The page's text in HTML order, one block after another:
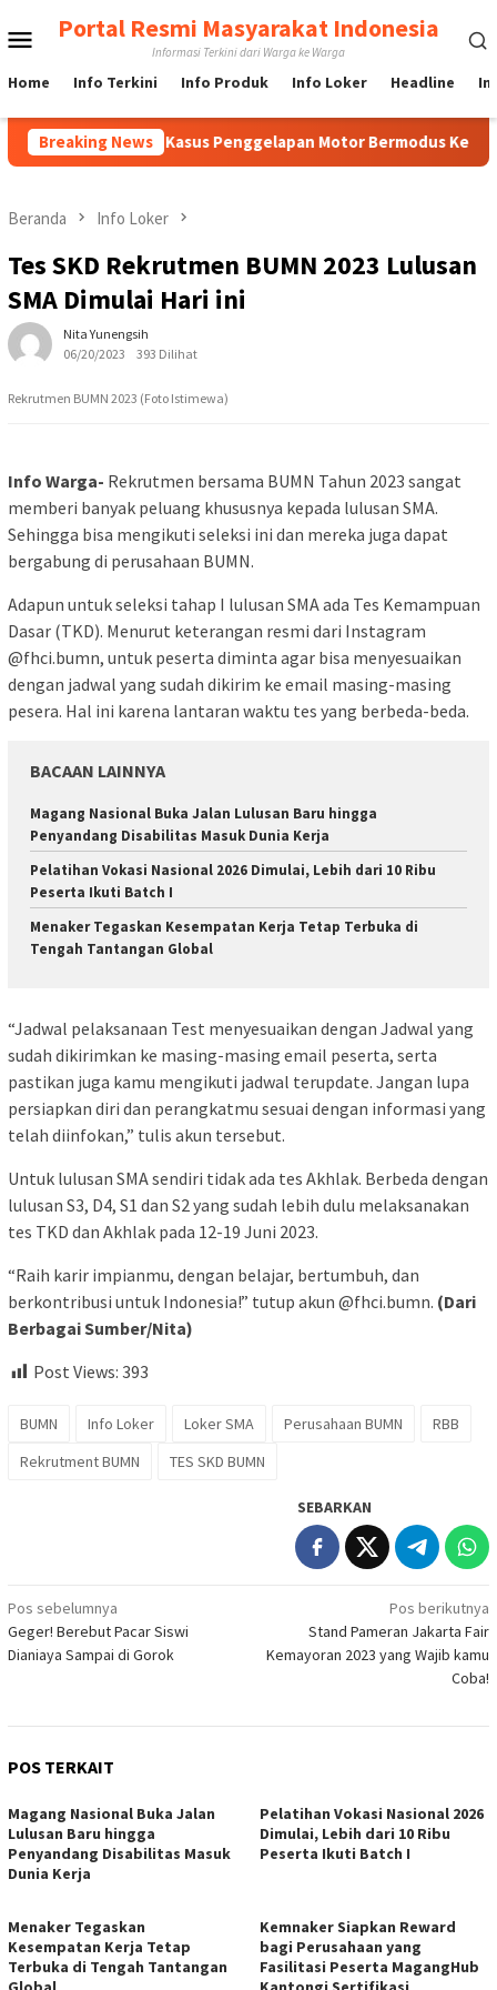
ke
Menu
Mobile
Portal Resmi Masyarakat Indonesia
Informasi Terkini dari Warga ke Warga
Home Info Terkini Info Produk Info Loker Headline
Breaking News
Ungkap Kasus Penggelapan Motor Bermodus Kenalan
Beranda Info Loker
Tes SKD Rekrutmen BUMN 2023 Lulusan
SMA Dimulai Hari ini
Nita Yunengsih
06/20/2023
393 Dilihat
Rekrutmen BUMN 2023 (Foto Istimewa)
Info Warga- Rekrutmen bersama BUMN Tahun 2023 sangat
memberi banyak peluang khususnya kepada lulusan SMA.
Sehingga bisa mengikuti seleksi ini dan mereka juga dapat
bergabung di perusahaan BUMN.
Adapun untuk seleksi tahap I lulusan SMA ada Tes Kemampuan
Dasar (TKD). Menurut keterangan resmi dari Instagram
@fhci.bumn, untuk peserta diminta agar bisa menyesuaikan
dengan jadwal yang sudah dikirim ke email masing-masing
pesera. Hal ini karena lantaran waktu tes yang berbeda-beda.
BACAAN LAINNYA
Magang Nasional Buka Jalan Lulusan Baru hingga
Penyandang Disabilitas Masuk Dunia Kerja
Pelatihan Vokasi Nasional 2026 Dimulai, Lebih dari 10 Ribu
Peserta Ikuti Batch I
Menaker Tegaskan Kesempatan Kerja Tetap Terbuka di
Tengah Tantangan Global
“Jadwal pelaksanaan Test menyesuaikan dengan Jadwal yang
sudah dikirimkan ke masing-masing email peserta, serta
pastikan juga kamu mengikuti jadwal terupdate. Jangan lupa
persiapkan diri dan perangkatmu sesuai dengan informasi yang
telah diinfokan,” tulis akun tersebut.
Untuk lulusan SMA sendiri tidak ada tes Akhlak. Berbeda dengan
lulusan S3, D4, S1 dan S2 yang sudah lebih dulu melaksanakan
tes TKD dan Akhlak pada 12-19 Juni 2023.
“Raih karir impianmu, dengan belajar, bertumbuh, dan
berkontribusi untuk Indonesia!” tutup akun @fhci.bumn. (Dari
Berbagai Sumber/Nita)
Post Views: 393
BUMN Info Loker Loker SMA Perusahaan BUMN
RBB
Rekrutment BUMN
TES SKD BUMN
SEBARKAN
Navigasi
pos
Pos sebelumnya
Geger! Berebut Pacar Siswi
Dianiaya Sampai di Gorok
Pos berikutnya
Stand Pameran Jakarta Fair
Kemayoran 2023 yang Wajib kamu
Coba!
POS TERKAIT
Magang Nasional Buka Jalan
Lulusan Baru hingga
Penyandang Disabilitas Masuk
Dunia Kerja
Pelatihan Vokasi Nasional 2026
Dimulai, Lebih dari 10 Ribu
Peserta Ikuti Batch I
Menaker Tegaskan
Kesempatan Kerja Tetap
Terbuka di Tengah Tantangan
Kemnaker Siapkan Reward
bagi Perusahaan yang
Fasilitasi Peserta MagangHub